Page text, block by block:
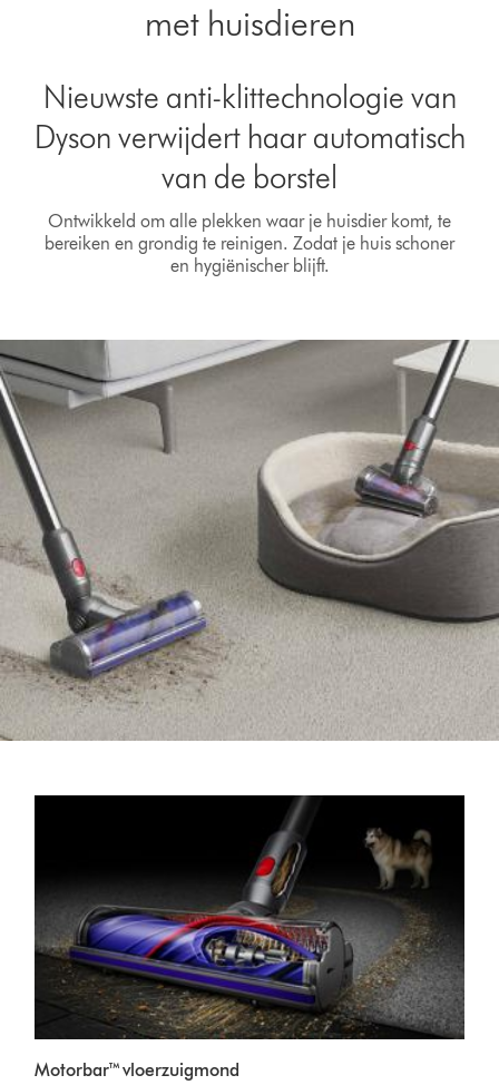
met huisdieren
Nieuwste anti-klittechnologie van
Dyson verwijdert haar automatisch
van de borstel
Ontwikkeld om alle plekken waar je huisdier komt, te
bereiken en grondig te reinigen. Zodat je huis schoner
en hygiënischer blijft.
Motorbar™ vloerzuigmond